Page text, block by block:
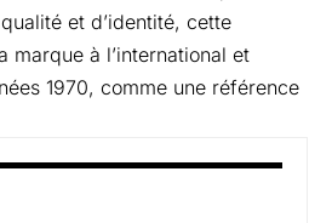
et d’identité, cette
marque à l’international et
1970, comme une référence